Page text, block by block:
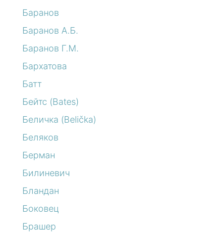
Баранов
Баранов А.Б.
Баранов Г.М.
Бархатова
Батт
Бейтс (Bates)
Беличка (Belička)
Беляков
Берман
Билиневич
Бландан
Боковец
Брашер